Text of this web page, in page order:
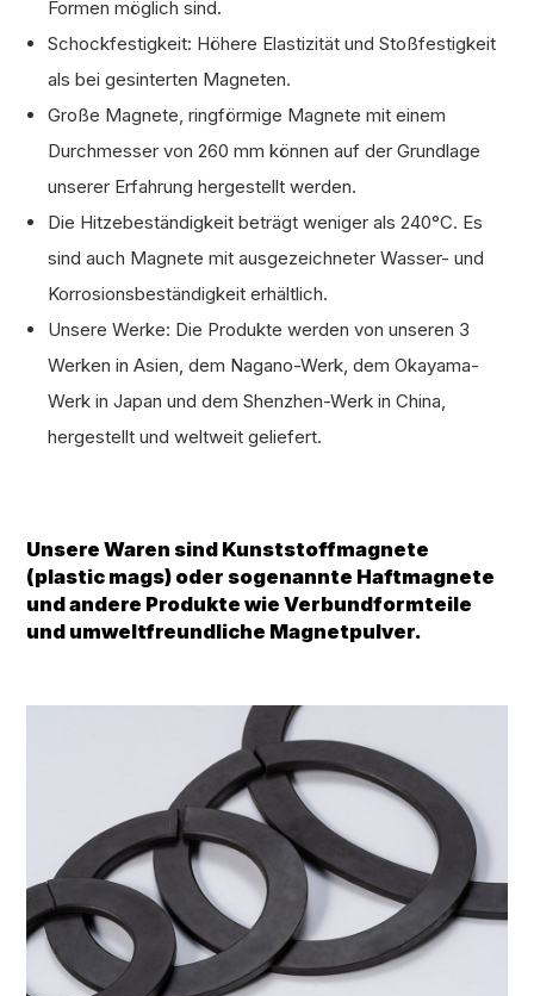
Formen möglich sind.
Schockfestigkeit: Höhere Elastizität und Stoßfestigkeit
als bei gesinterten Magneten.
Große Magnete, ringförmige Magnete mit einem
Durchmesser von 260 mm können auf der Grundlage
unserer Erfahrung hergestellt werden.
Die Hitzebeständigkeit beträgt weniger als 240°C. Es
sind auch Magnete mit ausgezeichneter Wasser- und
Korrosionsbeständigkeit erhältlich.
Unsere Werke: Die Produkte werden von unseren 3
Werken in Asien, dem Nagano-Werk, dem Okayama-
Werk in Japan und dem Shenzhen-Werk in China,
hergestellt und weltweit geliefert.
Unsere Waren sind Kunststoffmagnete
(plastic mags) oder sogenannte Haftmagnete
und andere Produkte wie Verbundformteile
und umweltfreundliche Magnetpulver.